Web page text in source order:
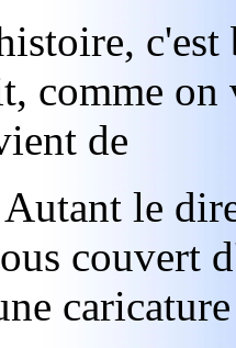
comme on
de
le
couvert
caricature